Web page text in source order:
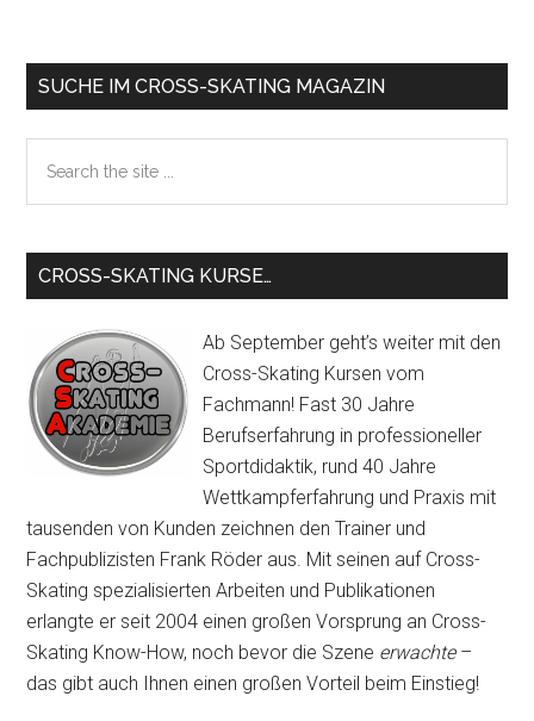
Primary
SUCHE IM CROSS-SKATING MAGAZIN
the
CROSS-SKATING KURSE…
Ab September geht’s weiter mit den
Cross-Skating Kursen vom
Fachmann! Fast 30 Jahre
Berufserfahrung in professioneller
Sportdidaktik, rund 40 Jahre
Wettkampferfahrung und Praxis mit
tausenden von Kunden zeichnen den Trainer und
Fachpublizisten Frank Röder aus. Mit seinen auf Cross-
Skating spezialisierten Arbeiten und Publikationen
erlangte er seit 2004 einen großen Vorsprung an Cross-
Skating Know-How, noch bevor die Szene erwachte–
das gibt auch Ihnen einen großen Vorteil beim Einstieg!